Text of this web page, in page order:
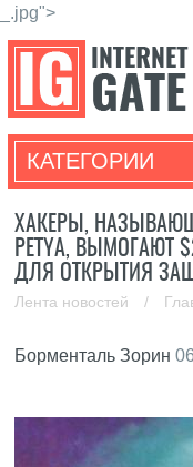
_.jpg">
КАТЕГОРИИ
ХАКЕРЫ,
PETYA,
ДЛЯ ОТКРЫТИЯ
Лента новостей
/
Борменталь Зорин